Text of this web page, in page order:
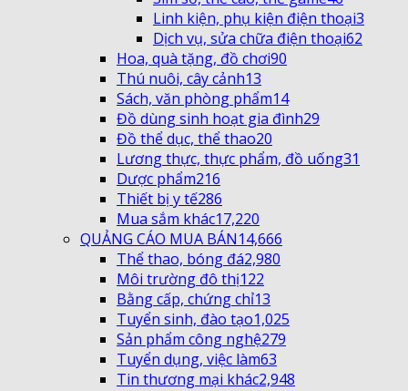
Linh kiện, phụ kiện điện thoại3
Dịch vụ, sửa chữa điện thoại62
Hoa, quà tặng, đồ chơi90
Thú nuôi, cây cảnh13
Sách, văn phòng phẩm14
Đồ dùng sinh hoạt gia đình29
Đồ thể dục, thể thao20
Lương thực, thực phẩm, đồ uống31
Dược phẩm216
Thiết bị y tế286
Mua sắm khác17,220
QUẢNG CÁO MUA BÁN14,666
Thể thao, bóng đá2,980
Môi trường đô thị122
Bằng cấp, chứng chỉ13
Tuyển sinh, đào tạo1,025
Sản phẩm công nghệ279
Tuyển dụng, việc làm63
Tin thương mại khác2,948